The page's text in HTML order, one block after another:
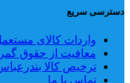
دسترسی سریع
واردات کالای
معافیت از حقوق
ترخیص کالا
تماس با ما